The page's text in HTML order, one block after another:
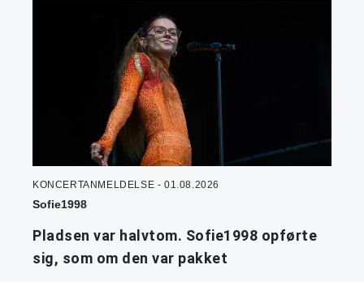
KONCERTANMELDELSE - 01.08.2026
Sofie1998
Pladsen var halvtom. Sofie1998 opførte
sig, som om den var pakket